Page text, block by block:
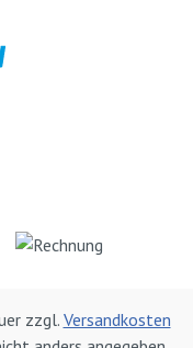
zzgl. Versandkosten